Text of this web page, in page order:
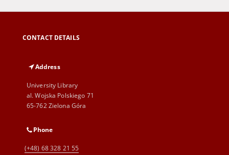
CONTACT DETAILS
Address
University Library
al. Wojska Polskiego 71
65-762 Zielona Góra
Phone
(+48) 68 328 21 55